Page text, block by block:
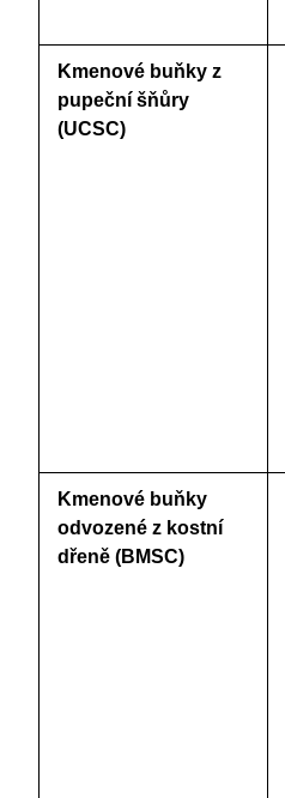
Kmenové buňky z
pupeční šňůry
(UCSC)
Kmenové buňky
odvozené z kostní
dřeně (BMSC)